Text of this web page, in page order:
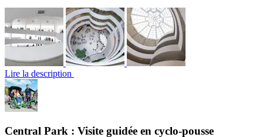
Lire la description
Central Park : Visite guidée en cyclo-pousse